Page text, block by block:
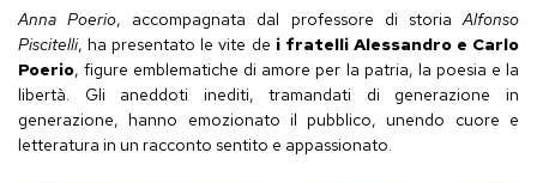
AnnaPoerio, accompagnata dal professore di storiaAlfonso
Piscitelli, ha presentato le vite de i fratelli Alessandro e Carlo
Poerio, figure emblematiche di amore per la patria, la poesia e la
libertà. Gli aneddoti inediti, tramandati di generazione in
generazione, hanno emozionato il pubblico, unendo cuore e
letteratura in un racconto sentito e appassionato.